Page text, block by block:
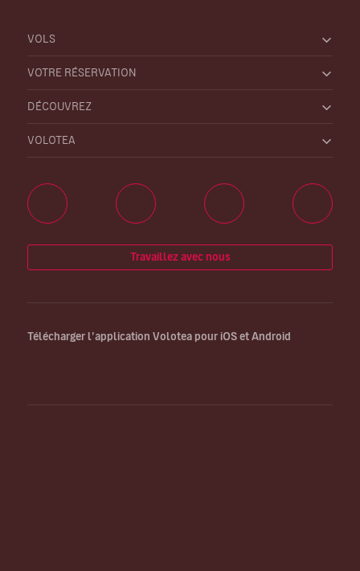
VOLS
VOTRE RÉSERVATION
DÉCOUVREZ
VOLOTEA
Travaillez avec nous
Télécharger l’application Volotea pour iOS et Android